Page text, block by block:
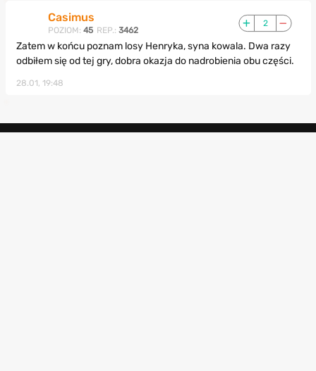
Casimus
POZIOM: 45 REP.: 3462
2
Zatem w końcu poznam losy Henryka, syna kowala. Dwa razy
odbiłem się od tej gry, dobra okazja do nadrobienia obu części.
28.01, 19:48